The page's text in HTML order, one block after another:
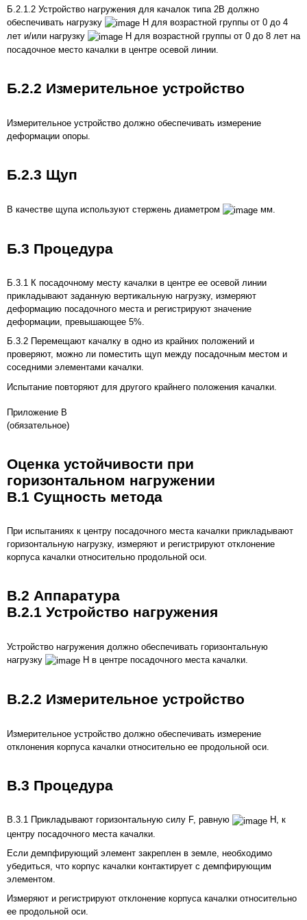
Б.2.1.2 Устройство нагружения для качалок типа 2B должно
обеспечивать нагрузку
Н для возрастной группы от 0 до 4
лет и/или нагрузку
Н для возрастной группы от 0 до 8 лет на
посадочное место качалки в центре осевой линии.
Б.2.2 Измерительное устройство
Измерительное устройство должно обеспечивать измерение
деформации опоры.
Б.2.3 Щуп
В качестве щупа используют стержень диаметром мм.
Б.3 Процедура
Б.3.1 К посадочному месту качалки в центре ее осевой линии
прикладывают заданную вертикальную нагрузку, измеряют
деформацию посадочного места и регистрируют значение
деформации, превышающее 5%.
Б.3.2 Перемещают качалку в одно из крайних положений и
проверяют, можно ли поместить щуп между посадочным местом и
соседними элементами качалки.
Испытание повторяют для другого крайнего положения качалки.
Приложение В
(обязательное)
Оценка устойчивости при
горизонтальном нагружении
В.1 Сущность метода
При испытаниях к центру посадочного места качалки прикладывают
горизонтальную нагрузку, измеряют и регистрируют отклонение
корпуса качалки относительно продольной оси.
В.2 Аппаратура
В.2.1 Устройство нагружения
Устройство нагружения должно обеспечивать горизонтальную
нагрузку
Н в центре посадочного места качалки.
В.2.2 Измерительное устройство
Измерительное устройство должно обеспечивать измерение
отклонения корпуса качалки относительно ее продольной оси.
В.3 Процедура
В.3.1 Прикладывают горизонтальную силу F, равную
Н, к
центру посадочного места качалки.
Если демпфирующий элемент закреплен в земле, необходимо
убедиться, что корпус качалки контактирует с демпфирующим
элементом.
Измеряют и регистрируют отклонение корпуса качалки относительно
ее продольной оси.